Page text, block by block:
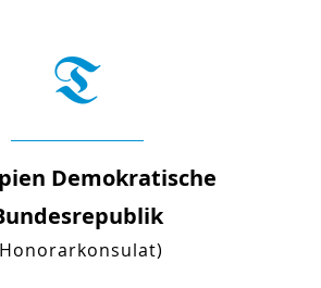
T
Demokratische